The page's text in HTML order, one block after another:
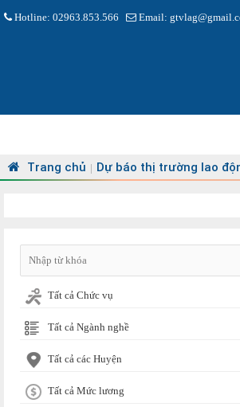
Hotline: 02963.853.566 Email:
Trang chủ | Dự báo thị trường lao
Tất cả Chức vụ
Tất cả Ngành nghề
Tất cả các Huyện
Tất cả Mức lương